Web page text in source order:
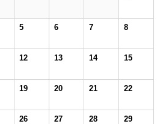
보
보
련
정
우
미
내
5 6 7 8
12 13 14 15
19 20 21 22
26 27 28 29